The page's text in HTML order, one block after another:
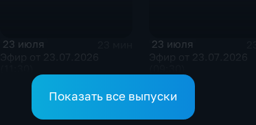
23 июля 23 июля
Показать все выпуски